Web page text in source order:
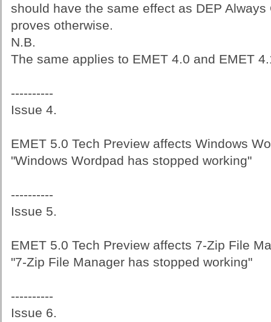
should have the same effect as DEP
proves otherwise.
N.B.
The same applies to EMET 4.0 and EMET
----------
Issue 4.
EMET 5.0 Tech Preview affects Windows
"Windows Wordpad has stopped working"
----------
Issue 5.
EMET 5.0 Tech Preview affects 7-Zip File
"7-Zip File Manager has stopped working"
----------
Issue 6.